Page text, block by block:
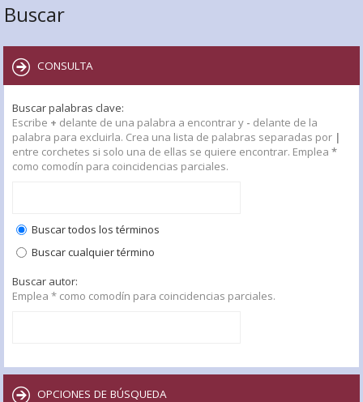
Buscar
CONSULTA
Buscar palabras clave:
Escribe + delante de una palabra a encontrar y - delante de la
palabra para excluirla. Crea una lista de palabras separadas por |
entre corchetes si solo una de ellas se quiere encontrar. Emplea *
como comodín para coincidencias parciales.
Buscar todos los términos
Buscar cualquier término
Buscar autor:
Emplea * como comodín para coincidencias parciales.
OPCIONES DE BÚSQUEDA